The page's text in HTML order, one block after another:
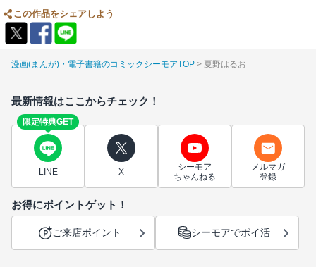
この作品をシェアしよう
漫画(まんが)・電子書籍のコミックシーモアTOP 夏野はるお
最新情報はここからチェック！
限定特典GET
LINE X
シーモア
ちゃんねる
メルマガ
登録
お得にポイントゲット！
ご来店ポイント シーモアでポイ活